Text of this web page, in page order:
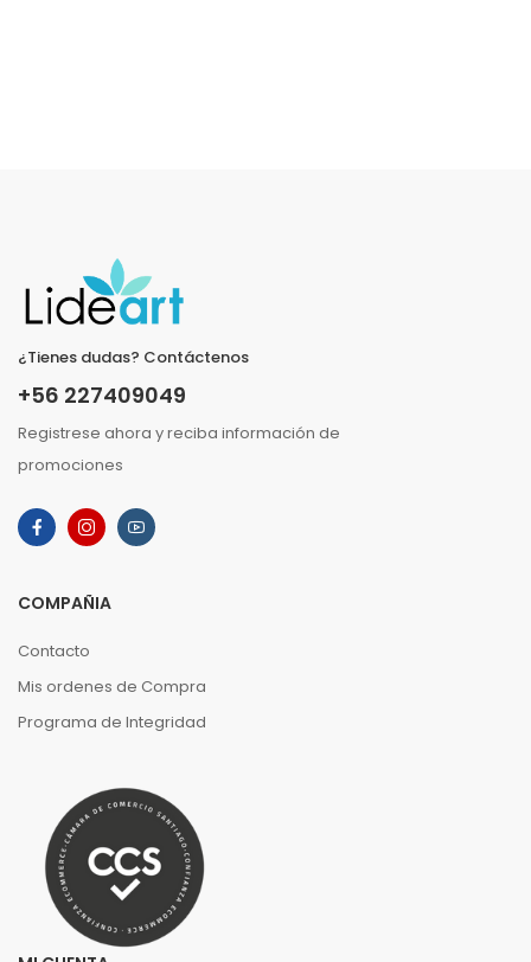
¿Tienes dudas? Contáctenos
+56 227409049
Registrese ahora y reciba información de
promociones
COMPAÑIA
Contacto
Mis ordenes de Compra
Programa de Integridad